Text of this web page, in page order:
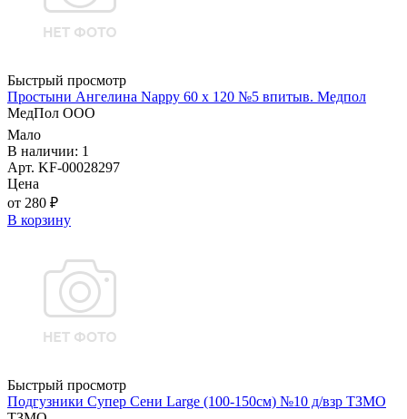
Быстрый просмотр
Простыни Ангелина Nappy 60 х 120 №5 впитыв. Медпол
МедПол ООО
Мало
В наличии: 1
Арт. KF-00028297
Цена
от 280 ₽
В корзину
Быстрый просмотр
Подгузники Супер Сени Large (100-150см) №10 д/взр ТЗМО